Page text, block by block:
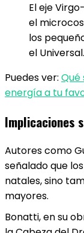
El eje
el
los
el
Puedes ver: Qué
energía a tu
Implicaciones
Autores como
señalado que
natales, sino
mayores.
Bonatti, en su